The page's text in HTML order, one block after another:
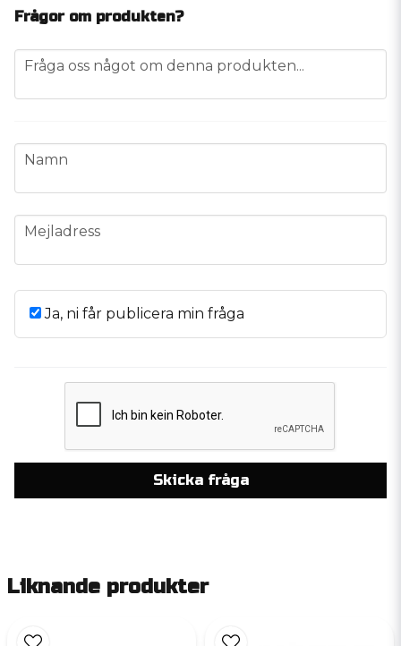
Frågor om produkten?
question
Fråga oss något om denna produkten...
name
Namn
email
Mejladress
Ja, ni får publicera min fråga
Skicka fråga
Liknande produkter